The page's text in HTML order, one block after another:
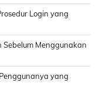
Login yang
Menggunakan
yang